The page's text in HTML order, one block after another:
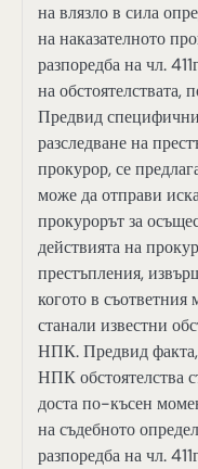
на влязло в сила
на наказателното
разпоредба на чл.
на
Предвид
разследване на
прокурор, се
може да отправи
прокурорът за
действията на
престъпления,
когото в съответния
станали известни
НПК. Предвид факта,
НПК обстоятелства
доста по-късен
на съдебното
разпоредба на чл.